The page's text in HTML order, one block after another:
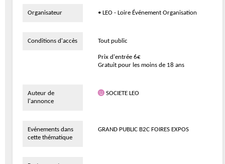
Organisateur • LEO - Loire Événement Organisation
Conditions d'accès Tout public
Prix d'entrée 6€
Gratuit pour les moins de 18 ans
Auteur de
l'annonce
SOCIETE LEO
Evénements dans
cette thématique
GRAND PUBLIC B2C FOIRES EXPOS